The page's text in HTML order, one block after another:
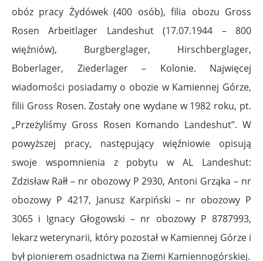
obóz pracy Żydówek (400 osób), filia obozu Gross
Rosen Arbeitlager Landeshut (17.07.1944 – 800
więźniów), Burgberglager, Hirschberglager,
Boberlager, Ziederlager – Kolonie. Najwięcej
wiadomości posiadamy o obozie w Kamiennej Górze,
filii Gross Rosen. Zostały one wydane w 1982 roku, pt.
„Przeżyliśmy Gross Rosen Komando Landeshut”. W
powyższej pracy, następujący więźniowie opisują
swoje wspomnienia z pobytu w AL Landeshut:
Zdzisław Rałł – nr obozowy P 2930, Antoni Grząka – nr
obozowy P 4217, Janusz Karpiński – nr obozowy P
3065 i Ignacy Głogowski – nr obozowy P 8787993,
lekarz weterynarii, który pozostał w Kamiennej Górze i
był pionierem osadnictwa na Ziemi Kamiennogórskiej.